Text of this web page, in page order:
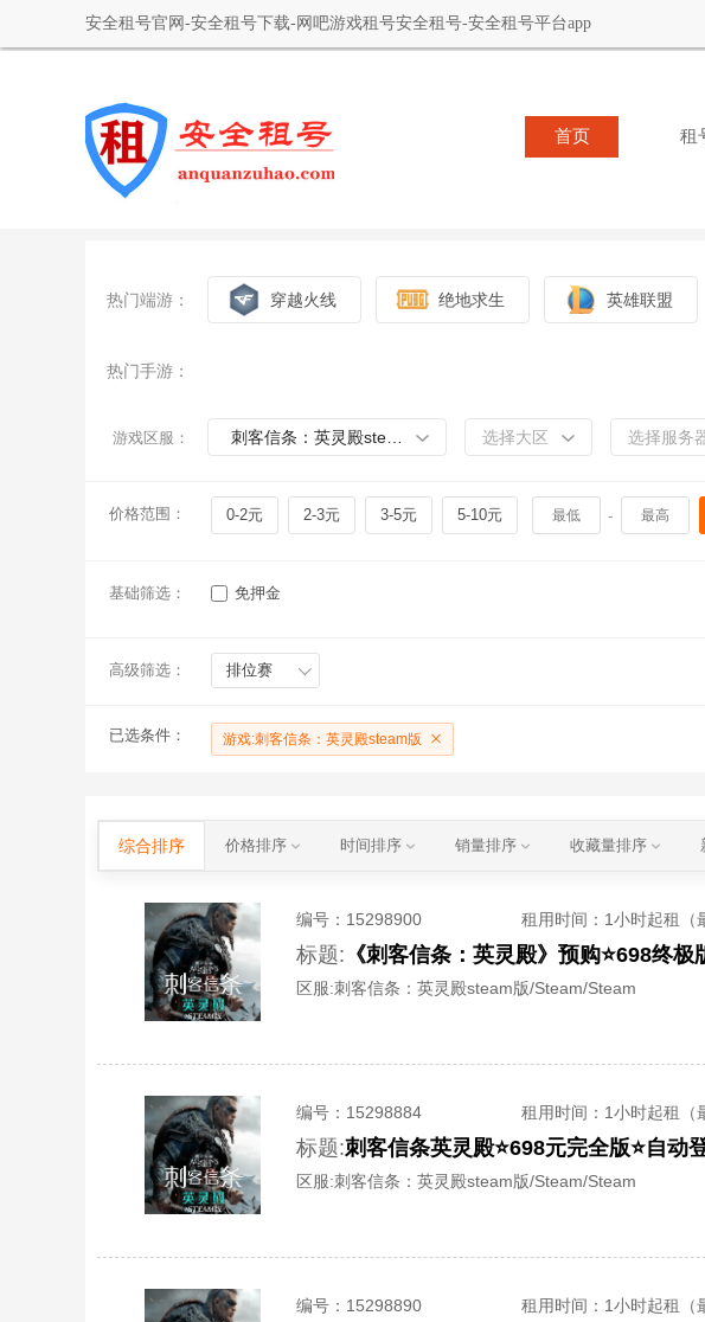
安全租号官网-安全租号下载-网吧游戏租号安全租号-安全租号平台app
首页 租
热门端游： 穿越火线 绝地求生 英雄联盟
热门手游：
游戏区服： 刺客信条：英灵殿steam版 选择大区 选择服务
价格范围： 0-2元 2-3元 3-5元 5-10元 -
基础筛选： 免押金
高级筛选： 排位赛
已选条件： 游戏:刺客信条：英灵殿steam版
综合排序 价格排序 时间排序 销量排序 收藏量排序
编号： 15298900 租用时间 ：1小时起租（
标题: 《刺客信条：英灵殿》预购⭐698终极
区服:刺客信条：英灵殿steam版/Steam/Steam
编号： 15298884 租用时间 ：1小时起租（
标题:刺客信条英灵殿⭐698元完全版⭐自动
区服:刺客信条：英灵殿steam版/Steam/Steam
编号： 15298890 租用时间 ：1小时起租（